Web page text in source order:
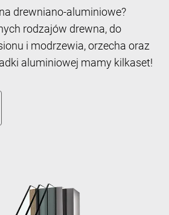
drewniano-aluminiowe?
rodzajów drewna, do
i modrzewia, orzecha oraz
aluminiowej mamy kilkaset!